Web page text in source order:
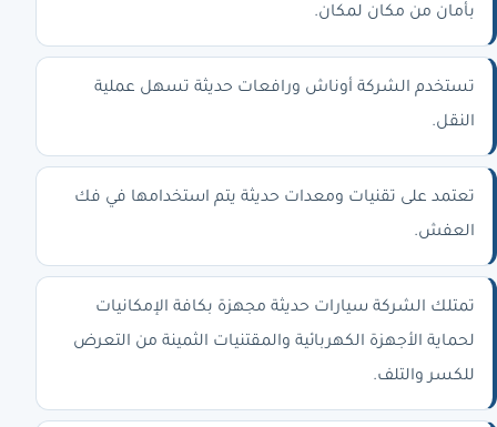
بأمان من مكان لمكان.
تستخدم الشركة أوناش ورافعات حديثة تسهل عملية
النقل.
تعتمد على تقنيات ومعدات حديثة يتم استخدامها في فك
العفش.
تمتلك الشركة سيارات حديثة مجهزة بكافة الإمكانيات
لحماية الأجهزة الكهربائية والمقتنيات الثمينة من التعرض
للكسر والتلف.